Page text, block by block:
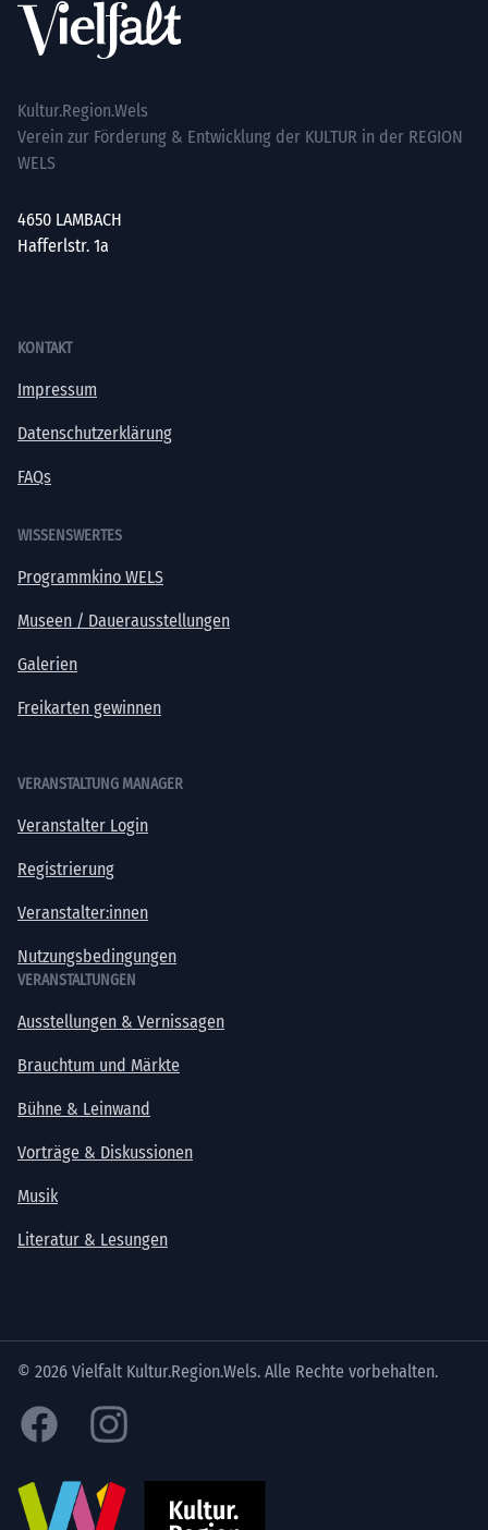
Kultur.Region.Wels
Verein zur Förderung & Entwicklung der KULTUR in der REGION
WELS
4650 LAMBACH
Hafferlstr. 1a
KONTAKT
Impressum
Datenschutzerklärung
FAQs
WISSENSWERTES
Programmkino WELS
Museen / Dauerausstellungen
Galerien
Freikarten gewinnen
VERANSTALTUNG MANAGER
Veranstalter Login
Registrierung
Veranstalter:innen
Nutzungsbedingungen
VERANSTALTUNGEN
Ausstellungen & Vernissagen
Brauchtum und Märkte
Bühne & Leinwand
Vorträge & Diskussionen
Musik
Literatur & Lesungen
© 2026 Vielfalt Kultur.Region.Wels. Alle Rechte vorbehalten.
Facebook Instagram